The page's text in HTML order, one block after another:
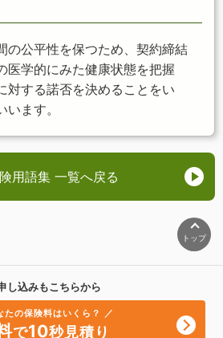
の公平性を保つため、契約締結
医学的にみた健康状態を把握
対する諾否を決めることをい
ます。
用語集 一覧へ戻る
トップ
し込みもこちらから
たの保険料はいくら？ ／
で10秒見積り